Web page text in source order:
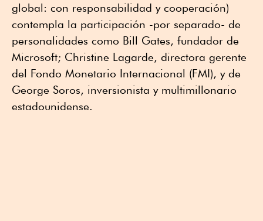
global: con responsabilidad y cooperación)
contempla la participación -por separado- de
personalidades como Bill Gates, fundador de
Microsoft; Christine Lagarde, directora gerente
del Fondo Monetario Internacional (FMI), y de
George Soros, inversionista y multimillonario
estadounidense.